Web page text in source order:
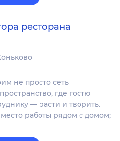
ресторана
не просто сеть
где гостю
— расти и творить.
работы рядом с домом;